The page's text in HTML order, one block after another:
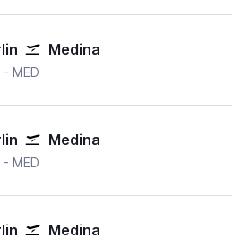
Medina
Berlin Brandenburg
- MED
Medina
Berlin Brandenburg
- MED
Medina